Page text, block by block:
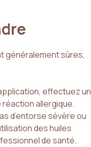
généralement sûres,
effectuez un
allergique.
d’entorse sévère ou
des huiles
de santé.